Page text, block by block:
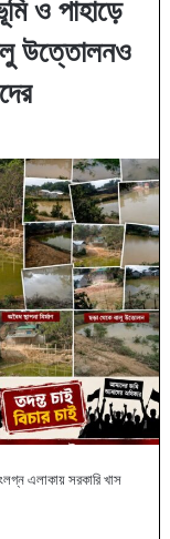
ও পাহাড়ে
উত্তোলনও
এলাকায় সরকারি খাস